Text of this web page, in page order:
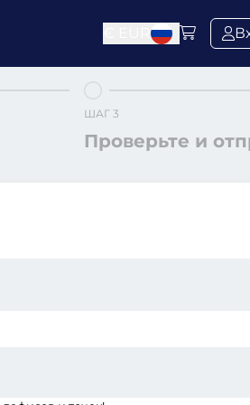
ШАГ 3
Проверьте и